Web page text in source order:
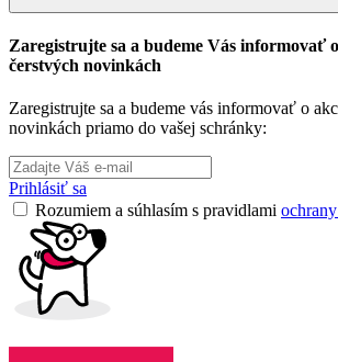
Zaregistrujte sa a budeme Vás informovať
čerstvých novinkách
Zaregistrujte sa a budeme vás informovať o
novinkách priamo do vašej schránky:
Prihlásiť sa
Rozumiem a súhlasím s pravidlami